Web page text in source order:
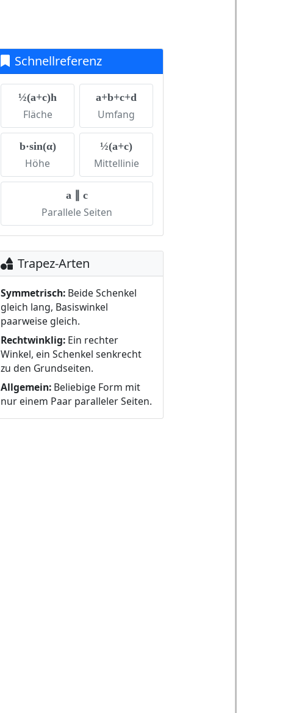
Schnellreferenz
½(a+c)h
Fläche
a+b+c+d
Umfang
b·sin(α)
Höhe
½(a+c)
Mittellinie
a ∥ c
Parallele Seiten
Trapez-Arten
Symmetrisch: Beide Schenkel
gleich lang, Basiswinkel
paarweise gleich.
Rechtwinklig: Ein rechter
Winkel, ein Schenkel senkrecht
zu den Grundseiten.
Allgemein: Beliebige Form mit
nur einem Paar paralleler Seiten.